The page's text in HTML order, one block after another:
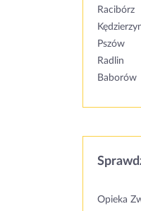
Racibórz
Pszów
Radlin
Baborów
Opieka